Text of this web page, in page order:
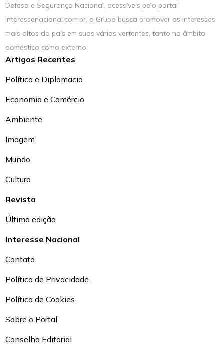
Defesa e Segurança Nacional, acessíveis pelo portal
interessenacional.com.br, o Grupo busca promover os interesses
mais altos do país em suas várias vertentes, tanto no âmbito
doméstico como externo.
Artigos Recentes
Política e Diplomacia
Economia e Comércio
Ambiente
Imagem
Mundo
Cultura
Revista
Última edição
Interesse Nacional
Contato
Política de Privacidade
Política de Cookies
Sobre o Portal
Conselho Editorial